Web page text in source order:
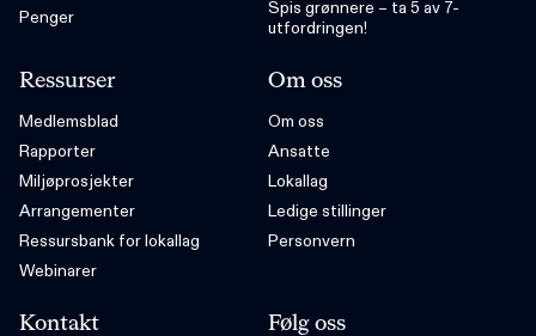
Penger
Spis grønnere – ta 5 av 7-
utfordringen!
Ressurser
Medlemsblad
Rapporter
Miljøprosjekter
Arrangementer
Ressursbank for lokallag
Webinarer
Om oss
Om oss
Ansatte
Lokallag
Ledige stillinger
Personvern
Kontakt Følg oss